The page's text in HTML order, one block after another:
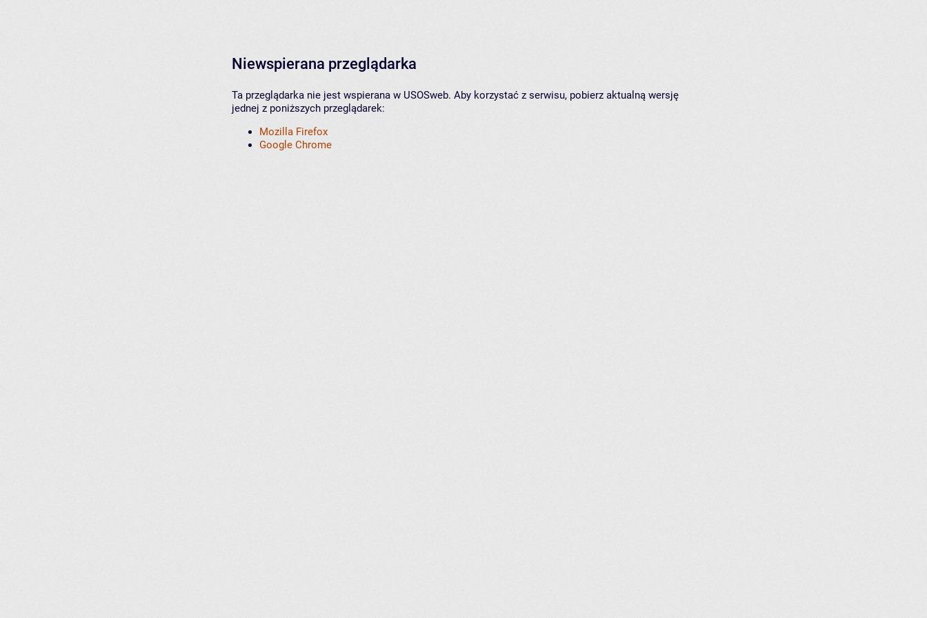
Niewspierana przeglądarka
Ta przeglądarka nie jest wspierana w USOSweb. Aby korzystać z serwisu, pobierz aktualną wersję
jednej z poniższych przeglądarek:
Mozilla Firefox
Google Chrome